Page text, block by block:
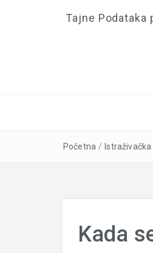
Tajne
Početna /
Kada